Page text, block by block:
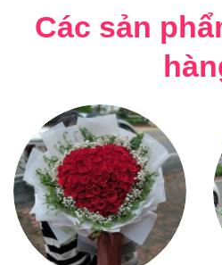
Các sản